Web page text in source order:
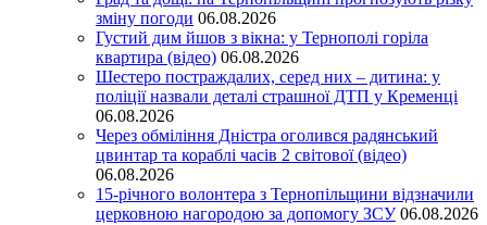
зміну погоди 06.08.2026
Густий дим йшов з вікна: у Тернополі горіла
квартира (відео) 06.08.2026
Шестеро постраждалих, серед них – дитина: у
поліції назвали деталі страшної ДТП у Кременці
06.08.2026
Через обміління Дністра оголився радянський
цвинтар та кораблі часів 2 світової (відео)
06.08.2026
15-річного волонтера з Тернопільщини відзначили
церковною нагородою за допомогу ЗСУ 06.08.2026